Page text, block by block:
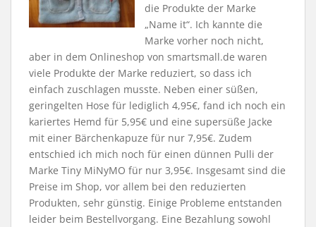
die Produkte der Marke
„Name it“. Ich kannte die
Marke vorher noch nicht,
aber in dem Onlineshop von smartsmall.de waren
viele Produkte der Marke reduziert, so dass ich
einfach zuschlagen musste. Neben einer süßen,
geringelten Hose für lediglich 4,95€, fand ich noch ein
kariertes Hemd für 5,95€ und eine supersüße Jacke
mit einer Bärchenkapuze für nur 7,95€. Zudem
entschied ich mich noch für einen dünnen Pulli der
Marke Tiny MiNyMO für nur 3,95€. Insgesamt sind die
Preise im Shop, vor allem bei den reduzierten
Produkten, sehr günstig. Einige Probleme entstanden
leider beim Bestellvorgang. Eine Bezahlung sowohl